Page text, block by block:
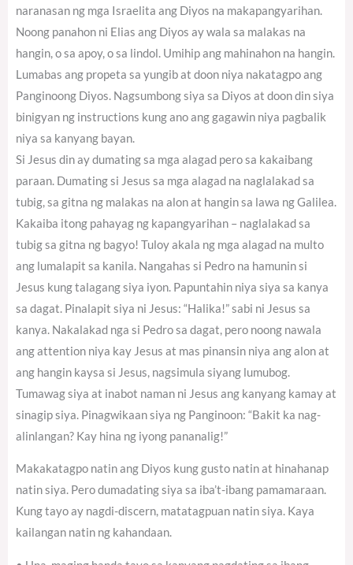
naranasan ng mga Israelita ang Diyos na makapangyarihan.
Noong panahon ni Elias ang Diyos ay wala sa malakas na
hangin, o sa apoy, o sa lindol. Umihip ang mahinahon na hangin.
Lumabas ang propeta sa yungib at doon niya nakatagpo ang
Panginoong Diyos. Nagsumbong siya sa Diyos at doon din siya
binigyan ng instructions kung ano ang gagawin niya pagbalik
niya sa kanyang bayan.
Si Jesus din ay dumating sa mga alagad pero sa kakaibang
paraan. Dumating si Jesus sa mga alagad na naglalakad sa
tubig, sa gitna ng malakas na alon at hangin sa lawa ng Galilea.
Kakaiba itong pahayag ng kapangyarihan – naglalakad sa
tubig sa gitna ng bagyo! Tuloy akala ng mga alagad na multo
ang lumalapit sa kanila. Nangahas si Pedro na hamunin si
Jesus kung talagang siya iyon. Papuntahin niya siya sa kanya
sa dagat. Pinalapit siya ni Jesus: “Halika!” sabi ni Jesus sa
kanya. Nakalakad nga si Pedro sa dagat, pero noong nawala
ang attention niya kay Jesus at mas pinansin niya ang alon at
ang hangin kaysa si Jesus, nagsimula siyang lumubog.
Tumawag siya at inabot naman ni Jesus ang kanyang kamay at
sinagip siya. Pinagwikaan siya ng Panginoon: “Bakit ka nag-
alinlangan? Kay hina ng iyong pananalig!”
Makakatagpo natin ang Diyos kung gusto natin at hinahanap
natin siya. Pero dumadating siya sa iba’t-ibang pamamaraan.
Kung tayo ay nagdi-discern, matatagpuan natin siya. Kaya
kailangan natin ng kahandaan.